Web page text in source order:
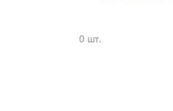
0 шт.